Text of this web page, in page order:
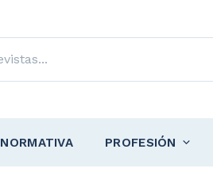
NORMATIVA PROFESIÓN